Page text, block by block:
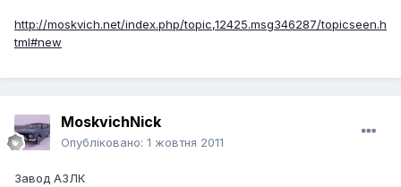
http://moskvich.net/index.php/topic,12425.msg346287/topicseen.h
tml#new
MoskvichNick
Опубліковано: 1 жовтня 2011
Завод АЗЛК